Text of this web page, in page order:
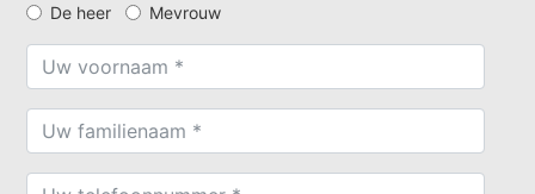
De heer Mevrouw